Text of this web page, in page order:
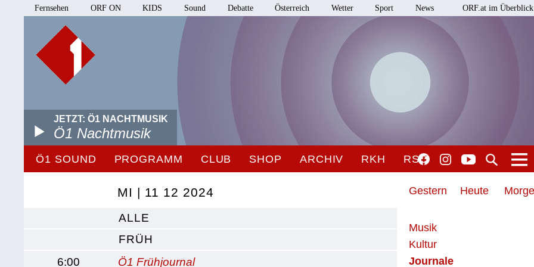
Fernsehen ORF ON KIDS Sound Debatte Österreich Wetter Sport News ORF.at im Überblick
JETZT: Ö1 NACHTMUSIK
Ö1 Nachtmusik
Ö1 SOUND PROGRAMM CLUB SHOP ARCHIV RKH RSO
Gestern Heute
Musik
Kultur
Journale
MI | 11 12 2024
ALLE
FRÜH
6:00
Ö1 Frühjournal